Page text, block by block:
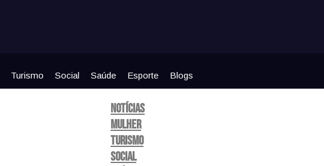
Turismo Social Saúde Esporte Blogs
Notícias
Mulher
Turismo
Social